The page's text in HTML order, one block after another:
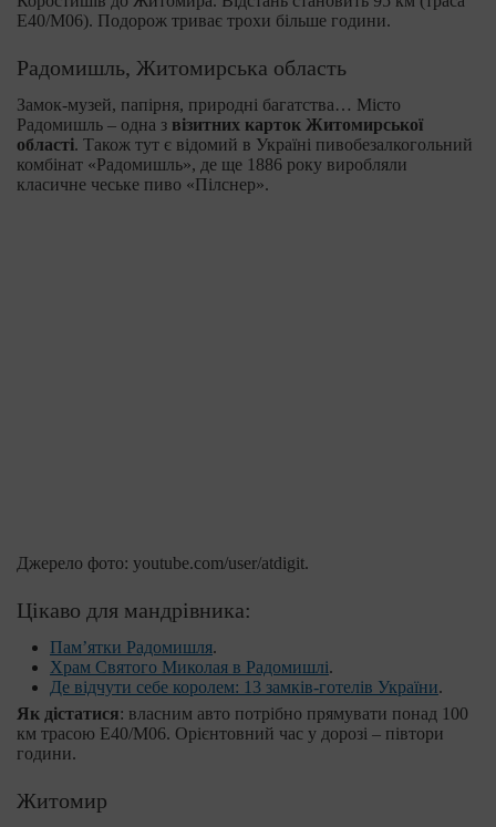
Е40/М06). Подорож триває трохи більше години.
Радомишль, Житомирська область
Замок-музей, папірня, природні багатства… Місто
Радомишль – одна з візитних карток Житомирської
області. Також тут є відомий в Україні пивобезалкогольний
комбінат «Радомишль», де ще 1886 року виробляли
класичне чеське пиво «Пілснер».
Джерело фото: youtube.com/user/atdigit.
Цікаво для мандрівника:
Пам’ятки Радомишля.
Храм Святого Миколая в Радомишлі.
Де відчути себе королем: 13 замків-готелів України.
Як дістатися: власним авто потрібно прямувати понад 100
км трасою Е40/М06. Орієнтовний час у дорозі – півтори
години.
Житомир